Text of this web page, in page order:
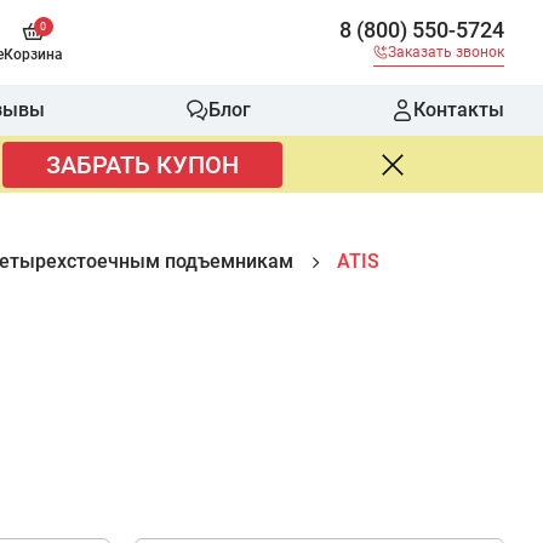
0
Корзина
8 (800) 550-5724
Заказать звонок
Блог Контакты
ЗАБРАТЬ КУПОН
подъемникам ATIS